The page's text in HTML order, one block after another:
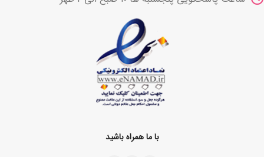
با ما همراه باشید